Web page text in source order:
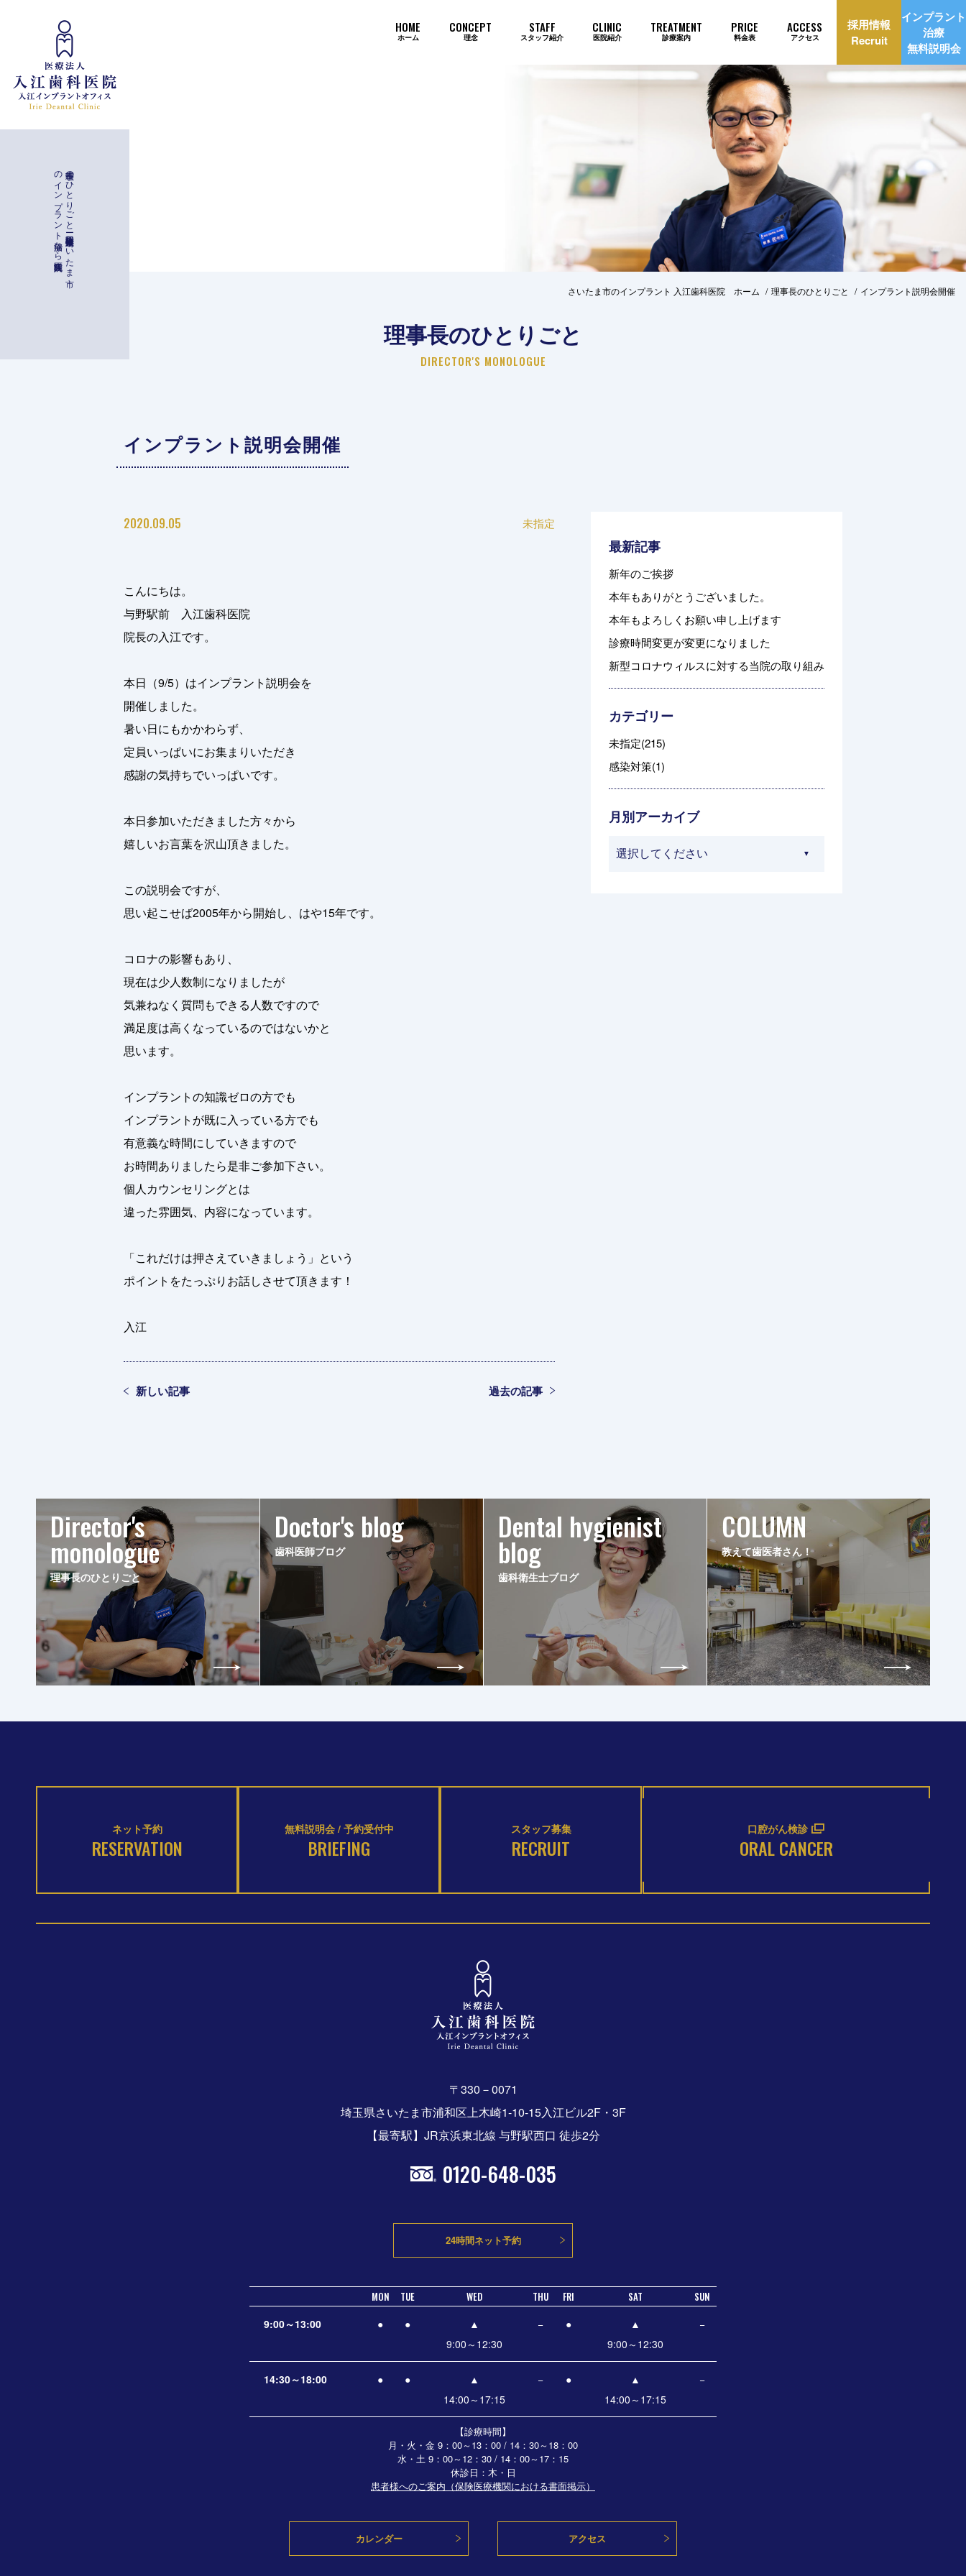
理事長の
ひ
と
り
ご
と
ー
与野駅徒歩二分
埼玉県さ
い
た
ま
市
の
イ
ン
プ
ラ
ン
ト
治療な
ら
入江歯科医院
HOME
ホーム
CONCEPT
理念
STAFF
スタッフ紹介
CLINIC
医院紹介
TREATMENT
診療案内
インプラント治療自動見積もり
PRICE
料金表
ACCESS
アクセス
採用情報
Recruit
インプラント
治療
無料説明会
さいたま市のインプラント 入江歯科医院 ホーム 理事長のひとりごと インプラント説明会開催
理事長のひとりごと
DIRECTOR'S MONOLOGUE
インプラント説明会開催
2020.09.05 未指定
こんにちは。
与野駅前 入江歯科医院
院長の入江です。
本日（9/5）はインプラント説明会を
開催しました。
暑い日にもかかわらず、
定員いっぱいにお集まりいただき
感謝の気持ちでいっぱいです。
本日参加いただきました方々から
嬉しいお言葉を沢山頂きました。
この説明会ですが、
思い起こせば2005年から開始し、はや15年です。
コロナの影響もあり、
現在は少人数制になりましたが
気兼ねなく質問もできる人数ですので
満足度は高くなっているのではないかと
思います。
インプラントの知識ゼロの方でも
インプラントが既に入っている方でも
有意義な時間にしていきますので
お時間ありましたら是非ご参加下さい。
個人カウンセリングとは
違った雰囲気、内容になっています。
「これだけは押さえていきましょう」という
ポイントをたっぷりお話しさせて頂きます！
入江
新しい記事 過去の記事
最新記事
新年のご挨拶
本年もありがとうございました。
本年もよろしくお願い申し上げます
診療時間変更が変更になりました
新型コロナウィルスに対する当院の取り組み
カテゴリー
未指定(215)
感染対策(1)
月別アーカイブ
Director's
monologue
理事長のひとりごと
Doctor's blog
歯科医師ブログ
Dental hygienist
blog
歯科衛生士ブログ
COLUMN
教えて歯医者さん！
ネット予約
RESERVATION
無料説明会 / 予約受付中
BRIEFING
スタッフ募集
RECRUIT
口腔がん検診
ORAL CANCER
〒330－0071
埼玉県さいたま市浦和区上木崎1-10-15入江ビル2F・3F
【最寄駅】JR京浜東北線 与野駅西口 徒歩2分
0120-648-035
24時間ネット予約
MON TUE WED THU FRI SAT SUN
【診療時間】
月・火・金 9：00～13：00 / 14：30～18：00
水・土 9：00～12：30 / 14：00～17：15
休診日：木・日
患者様へのご案内（保険医療機関における書面掲示）
9:00～13:00 ● ●
▲
9:00～12:30
− ●
▲
9:00～12:30
−
14:30～18:00 ● ●
▲
14:00～17:15
− ●
▲
14:00～17:15
−
カレンダー アクセス